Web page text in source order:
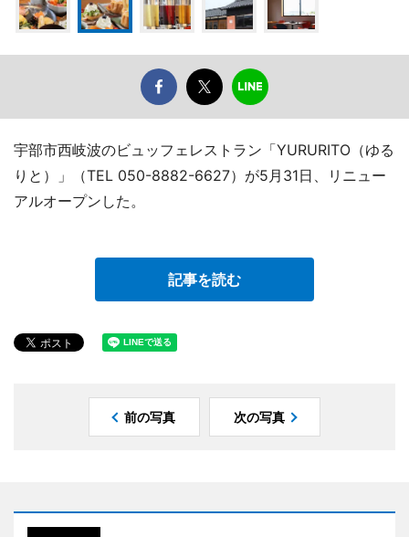
宇部市西岐波のビュッフェレストラン「YURURITO（ゆる
りと）」（TEL 050-8882-6627）が5月31日、リニュー
アルオープンした。
記事を読む
前の写真 次の写真